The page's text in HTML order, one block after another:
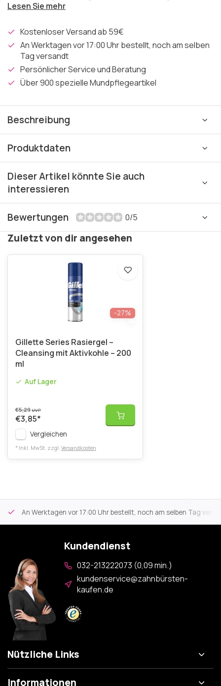
Lesen Sie mehr
Kostenloser Versand ab 59€
An Werktagen vor 17:00 Uhr bestellt, noch am selben
Tag versandt
Persönlicher Service und Beratung
Über 900 spezielle Mundpflegeartikel
Beschreibung
Produktdaten
Dieser Artikel könnte Sie auch
interessieren
Bewertungen 0/5
Zuletzt von dir angesehen
-27%
Gillette Series Rasiergel –
Cleansing mit Aktivkohle – 200
ml
Auf Lager
€5,29UVP
€3,85*
Vergleichen
* Inkl. MwSt. zzgl. Versandkosten
An Werktagen vor 17:00 Uhr bestellt, noch am selben Tag
Kundendienst
032-213222073 (0,09 min.)
kundenservice@zahnbürsten-
kaufen.de
Nützliche Links
Informationen